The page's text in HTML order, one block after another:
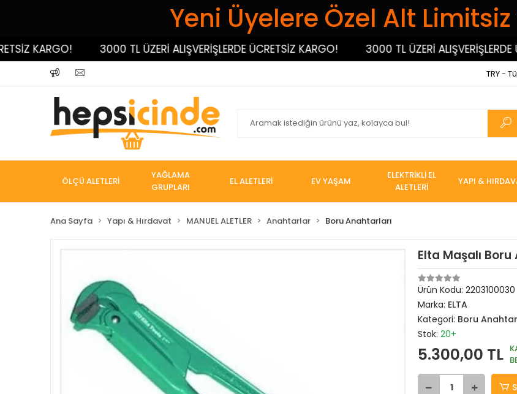
Yeni Üyelere Özel Alt
KARGO! 3000 TL ÜZERİ ALIŞVERİŞLERDE ÜCRETSİZ KARGO! 3000 TL ÜZERİ ALIŞVERİŞLERDE
TRY -
ÖLÇÜ ALETLERİ
YAĞLAMA
GRUPLARI
EL ALETLERİ EV YAŞAM
ELEKTRİKLİ EL
ALETLERİ
YAPI &
Ana Sayfa Yapı & Hırdavat MANUEL ALETLER Anahtarlar Boru Anahtarları
Elta Maşalı
Ürün Kodu: 2203100030
Marka: ELTA
Kategori: Boru
Stok: 20+
5.300,00 TL